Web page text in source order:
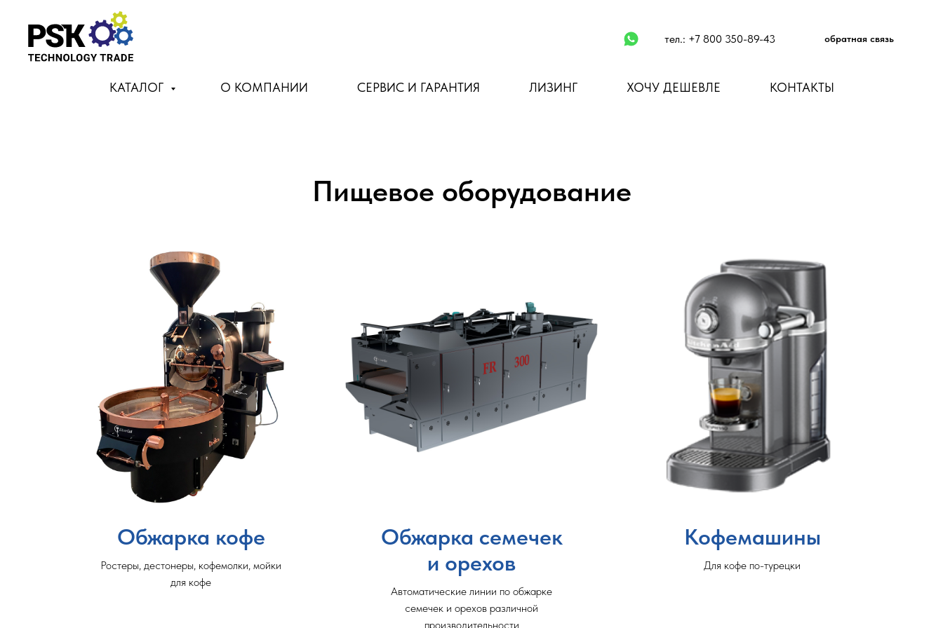
тел.: +7 800 350-89-43 обратная связь
КАТАЛОГ О КОМПАНИИ СЕРВИС И ГАРАНТИЯ ЛИЗИНГ ХОЧУ ДЕШЕВЛЕ КОНТАКТЫ
Пищевое оборудование
Обжарка кофе
Ростеры, дестонеры, кофемолки, мойки
для кофе
Обжарка семечек
и орехов
Автоматические линии по обжарке
семечек и орехов различной
производительности
Кофемашины
Для кофе по-турецки